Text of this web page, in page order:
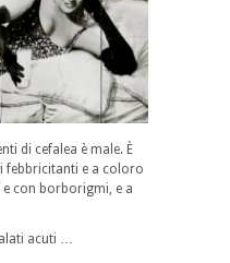
di cefalea è male. È
febbricitanti e a coloro
con borborigmi, e a
acuti …